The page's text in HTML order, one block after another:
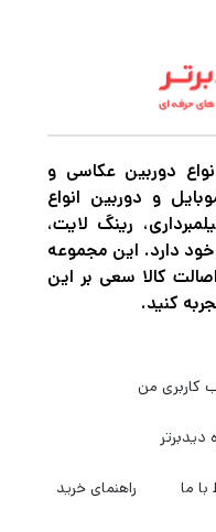
یک سیستم پهنای باند 2.4 گیگاهرتز با فرکانس
از میکروفون‌های
و به سادگی کابل
میکروفون را به درگاه ورودی 3.5 میلی‌متری هر
که به پایه های
به جک ورودی
دوربین عکاسی و
و دوربین انواع
رینگ لایت،
خود دارد. این مجموعه
کالا سعی بر این
کنید.
کاربری من
دیدبرتر
با ما راهنمای خرید